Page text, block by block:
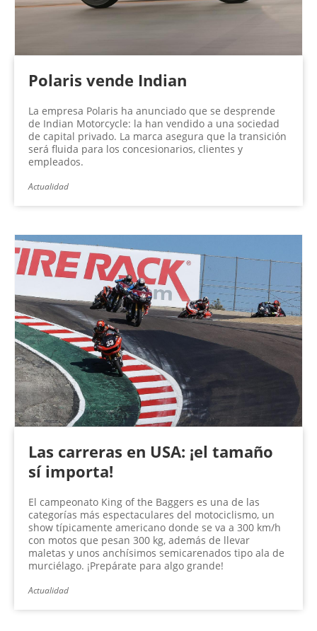
Polaris vende Indian
La empresa Polaris ha anunciado que se desprende
de Indian Motorcycle: la han vendido a una sociedad
de capital privado. La marca asegura que la transición
será fluida para los concesionarios, clientes y
empleados.
Actualidad
Las carreras en USA: ¡el tamaño
sí importa!
El campeonato King of the Baggers es una de las
categorías más espectaculares del motociclismo, un
show típicamente americano donde se va a 300 km/h
con motos que pesan 300 kg, además de llevar
maletas y unos anchísimos semicarenados tipo ala de
murciélago. ¡Prepárate para algo grande!
Actualidad